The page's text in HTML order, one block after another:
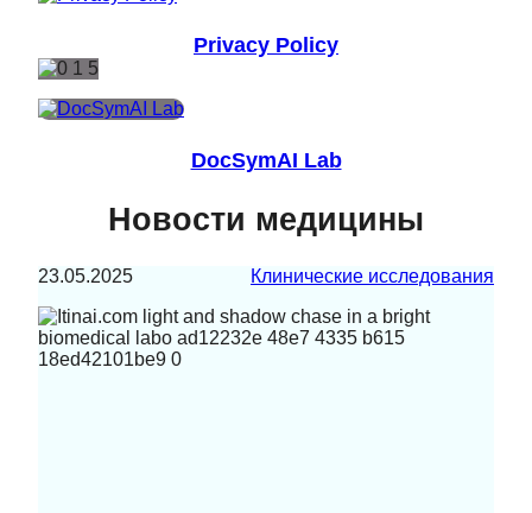
Privacy Policy
DocSymAI Lab
Новости медицины
23.05.2025 Клинические исследования